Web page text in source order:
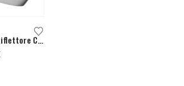
Flos Arco Ricambio Riflettore Con Griglia
Il